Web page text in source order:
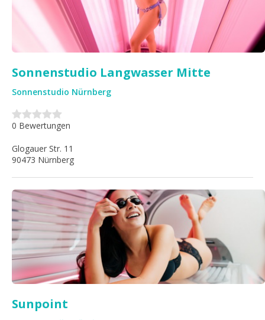
Sonnenstudio Langwasser Mitte
Sonnenstudio Nürnberg
Glogauer Str. 11
90473 Nürnberg
0 Bewertungen
Sunpoint